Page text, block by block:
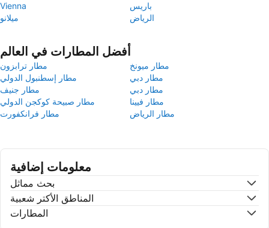
Vienna
باريس
ميلانو
الرياض
أفضل المطارات في العالم
مطار ترابزون
مطار ميونخ
مطار إسطنبول الدولي
مطار دبي
مطار جنيف
مطار دبي
مطار صبيحة كوكجن الدولي
مطار فيينا
مطار فرانكفورت
مطار الرياض
معلومات إضافية
بحث مماثل
المناطق الأكتر شعبية
المطارات